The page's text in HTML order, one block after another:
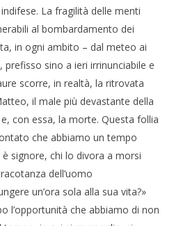
La fragilità delle menti
al bombardamento dei
in ogni ambito – dal meteo ai
sino a ieri irrinunciabile e
scorre, in realtà, la ritrovata
il male più devastante della
con essa, la morte. Questa follia
che abbiamo un tempo
signore, chi lo divora a morsi
dell’uomo
un’ora sola alla sua vita?»
l’opportunità che abbiamo di non